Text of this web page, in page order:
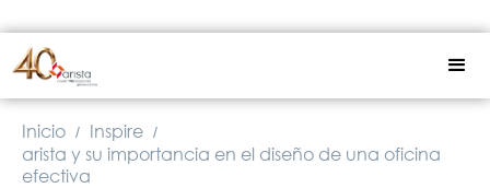
Inicio / Inspire /
arista y su importancia en el diseño de una oficina
efectiva